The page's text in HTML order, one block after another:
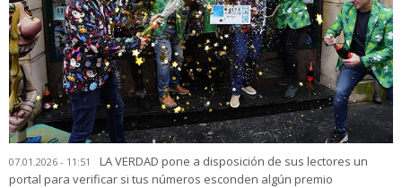
07.01.2026 - 11:51
LA VERDAD pone a disposición de sus lectores un
portal para verificar si tus números esconden algún premio